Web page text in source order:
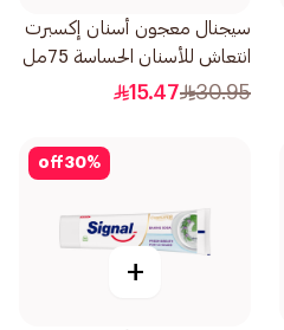
سيجنال معجون أسنان إكسبرت
انتعاش للأسنان الحساسة 75مل
30.95
15.47
30%
off
+